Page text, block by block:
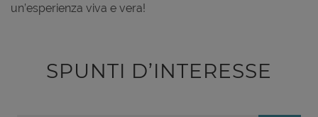
un’esperienza viva e vera!
SPUNTI D’INTERESSE